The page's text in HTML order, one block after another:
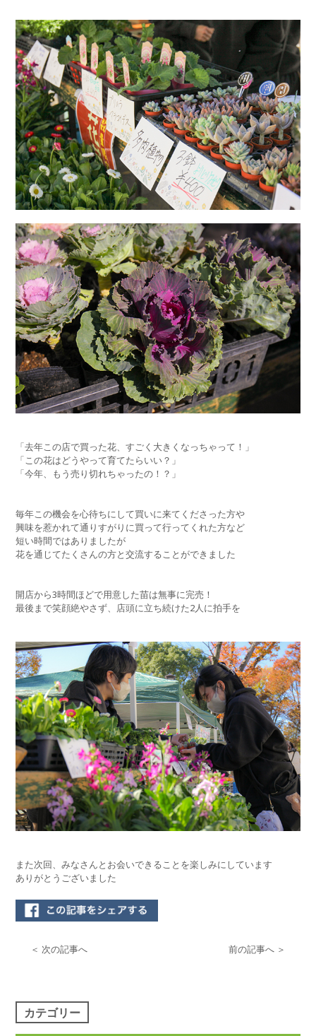
「去年この店で買った花、すごく大きくなっちゃって！」
「この花はどうやって育てたらいい？」
「今年、もう売り切れちゃったの！？」
毎年この機会を心待ちにして買いに来てくださった方や
興味を惹かれて通りすがりに買って行ってくれた方など
短い時間ではありましたが
花を通じてたくさんの方と交流することができました
開店から3時間ほどで用意した苗は無事に完売！
最後まで笑顔絶やさず、店頭に立ち続けた2人に拍手を
また次回、みなさんとお会いできることを楽しみにしています
ありがとうございました
＜ 次の記事へ 前の記事へ ＞
カテゴリー